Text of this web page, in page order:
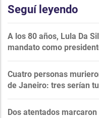
Seguí leyendo
A los 80 años, Lula Da
mandato como
Cuatro personas
de Janeiro: tres serían
Dos atentados